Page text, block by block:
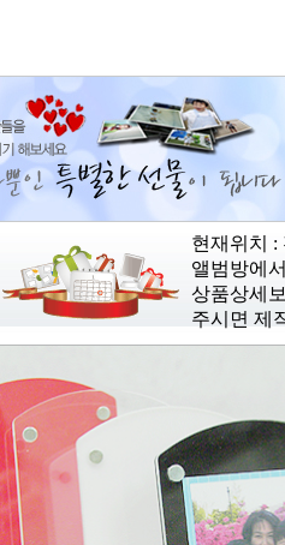
현재위치 :
앨범방에
상품상세
주시면 제